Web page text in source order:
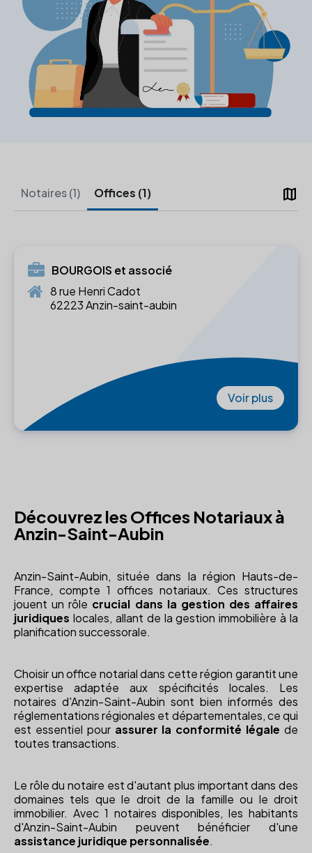
map
Notaires (1) Offices (1)
BOURGOIS et associé
8 rue Henri Cadot
62223 Anzin-saint-aubin
Voir plus
Découvrez les Offices Notariaux à
Anzin-Saint-Aubin
Anzin-Saint-Aubin, située dans la région Hauts-de-
France, compte 1 offices notariaux. Ces structures
jouent un rôle crucial dans la gestion des affaires
juridiques locales, allant de la gestion immobilière à la
planification successorale.
Choisir un office notarial dans cette région garantit une
expertise adaptée aux spécificités locales. Les
notaires d'Anzin-Saint-Aubin sont bien informés des
réglementations régionales et départementales, ce qui
est essentiel pour assurer la conformité légale de
toutes transactions.
Le rôle du notaire est d'autant plus important dans des
domaines tels que le droit de la famille ou le droit
immobilier. Avec 1 notaires disponibles, les habitants
d'Anzin-Saint-Aubin peuvent bénéficier d'une
assistance juridique personnalisée.